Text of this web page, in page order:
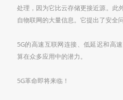
处理，因为它比云存储更接近源。此
自物联网的大量信息。它提出了安全
5G的高速互联网连接、低延迟和高
算在众多应用中的潜力。
5G革命即将来临！